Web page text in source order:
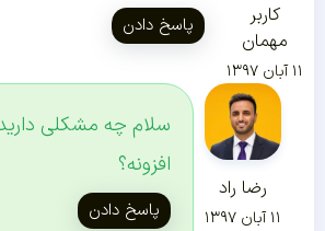
کاربر
مهمان
۱۱ آبان ۱۳۹۷
پاسخ دادن
رضا راد
۱۱ آبان ۱۳۹۷
سلام چه مشکلی دارید
افزونه؟
پاسخ دادن